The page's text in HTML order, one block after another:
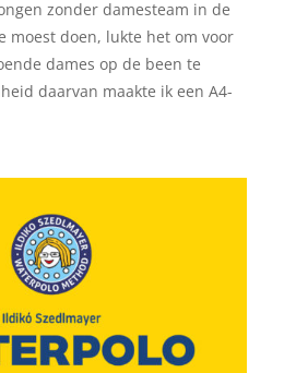
zonder damesteam in de
moest doen, lukte het om voor
dames op de been te
daarvan maakte ik een A4-